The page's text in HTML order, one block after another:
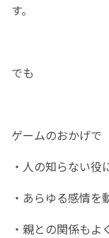
す。
でも
ゲームのおかげで
・人の知らない役
・あらゆる感情を
・親との関係もよ